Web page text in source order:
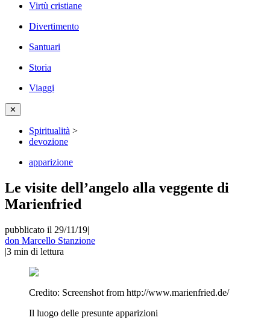
Virtù cristiane
Divertimento
Santuari
Storia
Viaggi
✕
Spiritualità >
devozione
apparizione
Le visite dell’angelo alla veggente di
Marienfried
pubblicato il 29/11/19|
don Marcello Stanzione
|3 min di lettura
Credito: Screenshot from http://www.marienfried.de/
Il luogo delle presunte apparizioni